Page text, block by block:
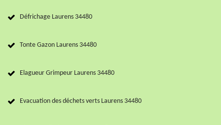
Défrichage Laurens 34480
Tonte Gazon Laurens 34480
Elagueur Grimpeur Laurens 34480
Evacuation des déchets verts Laurens 34480